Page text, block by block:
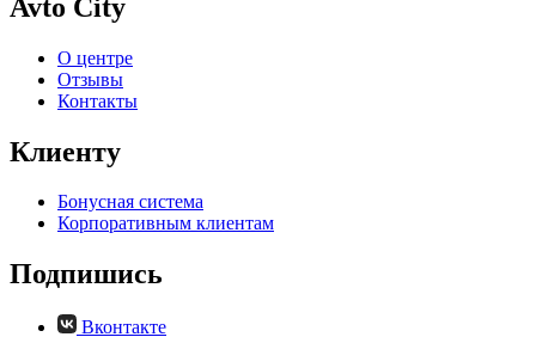
Avto City
О центре
Отзывы
Контакты
Клиенту
Бонусная система
Корпоративным клиентам
Подпишись
Вконтакте